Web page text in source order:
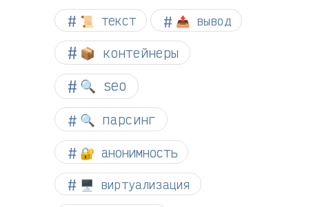
📜 текст 📤 вывод
📦 контейнеры
🔍 seo
🔍 парсинг
🔐 анонимность
🖥️ виртуализация